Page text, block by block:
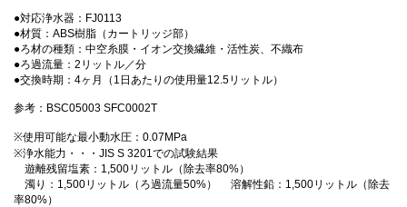
●対応浄水器：FJ0113
●材質：ABS樹脂（カートリッジ部）
●ろ材の種類：中空糸膜・イオン交換繊維・活性炭、不織布
●ろ過流量：2リットル／分
●交換時期：4ヶ月（1日あたりの使用量12.5リットル）
参考：BSC05003 SFC0002T
※使用可能な最小動水圧：0.07MPa
※浄水能力・・・JIS S 3201での試験結果
遊離残留塩素：1,500リットル（除去率80%）
濁り：1,500リットル（ろ過流量50%） 溶解性鉛：1,500リットル（除去
率80%）